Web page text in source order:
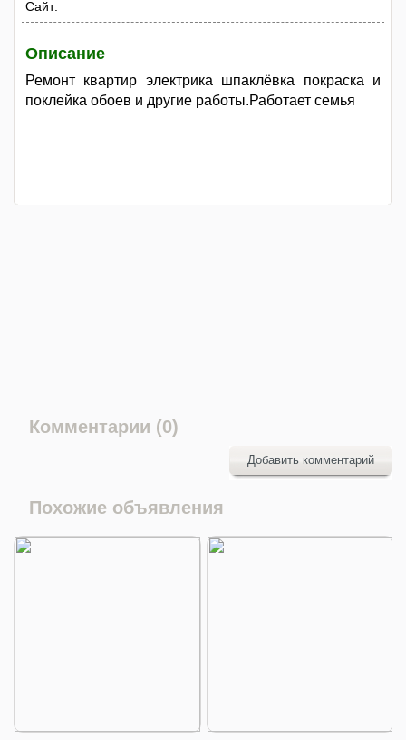
Сайт:
Описание
Ремонт квартир электрика шпаклёвка покраска и
поклейка обоев и другие работы.Работает семья
Комментарии (0)
Добавить комментарий
Похожие объявления